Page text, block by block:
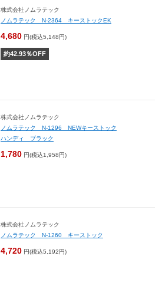
株式会社ノムラテック
ノムラテック N-2364 キーストックEK
4,680 円(税込5,148円)
約42.93％OFF
株式会社ノムラテック
ノムラテック N-1296 NEWキーストック
ハンディ ブラック
1,780 円(税込1,958円)
株式会社ノムラテック
ノムラテック N-1260 キーストック
4,720 円(税込5,192円)